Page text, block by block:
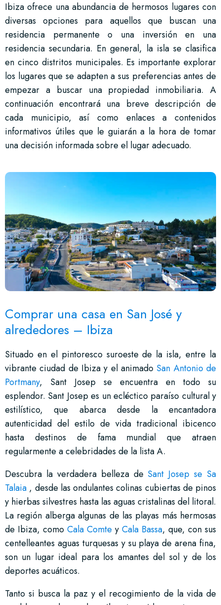
Ibiza ofrece una abundancia de hermosos lugares con
diversas opciones para aquellos que buscan una
residencia permanente o una inversión en una
residencia secundaria. En general, la isla se clasifica
en cinco distritos municipales. Es importante explorar
los lugares que se adapten a sus preferencias antes de
empezar a buscar una propiedad inmobiliaria. A
continuación encontrará una breve descripción de
cada municipio, así como enlaces a contenidos
informativos útiles que le guiarán a la hora de tomar
una decisión informada sobre el lugar adecuado.
Comprar una casa en San José y
alrededores – Ibiza
Situado en el pintoresco suroeste de la isla, entre la
vibrante ciudad de Ibiza y el animado San Antonio de
Portmany, Sant Josep se encuentra en todo su
esplendor. Sant Josep es un ecléctico paraíso cultural y
estilístico, que abarca desde la encantadora
autenticidad del estilo de vida tradicional ibicenco
hasta destinos de fama mundial que atraen
regularmente a celebridades de la lista A.
Descubra la verdadera belleza de Sant Josep se Sa
Talaia , desde las ondulantes colinas cubiertas de pinos
y hierbas silvestres hasta las aguas cristalinas del litoral.
La región alberga algunas de las playas más hermosas
de Ibiza, como Cala Comte y Cala Bassa, que, con sus
centelleantes aguas turquesas y su playa de arena fina,
son un lugar ideal para los amantes del sol y de los
deportes acuáticos.
Tanto si busca la paz y el recogimiento de la vida de